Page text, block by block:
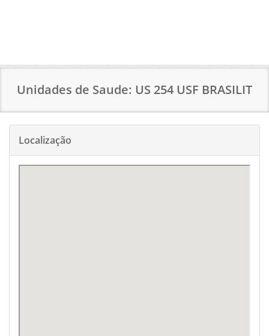
Unidades de Saude: US 254 USF BRASILIT
Localização